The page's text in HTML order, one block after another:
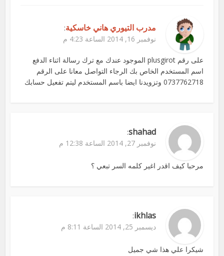
مدرب التيوري هاني خاسكية:
نوفمبر 16, 2014 الساعة 4:23 م
على رقم plusgirot الموجود عندك مع ترك رسالة اثناء الدفع
اسم المستخدم الخاص بك الرجاء التواصل معانا على الرقم
0737762718 وتزويدنا ايضا باسم المستخدم ليتم تفعيل حسابك
shahad
:
نوفمبر 27, 2014 الساعة 12:38 م
مرحبا كيف اقدر اغير كلمه السر تبعي ؟
ikhlas
:
ديسمبر 25, 2014 الساعة 8:11 م
شيكرا علي هذا شي جميل